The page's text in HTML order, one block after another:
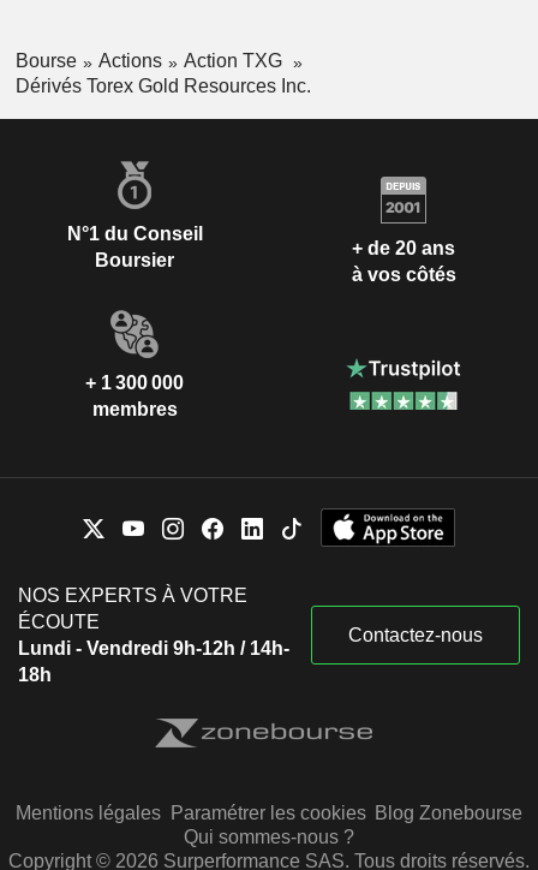
Bourse Actions
Action TXG
Dérivés Torex Gold Resources Inc.
N°1 du Conseil
Boursier
+ de 20 ans
à vos côtés
+ 1 300 000
membres
NOS EXPERTS À VOTRE
ÉCOUTE
Lundi - Vendredi 9h-12h / 14h-
18h
Contactez-nous
Mentions légales Paramétrer les cookies Blog Zonebourse
Qui sommes-nous ?
Copyright © 2026 Surperformance SAS. Tous droits réservés.